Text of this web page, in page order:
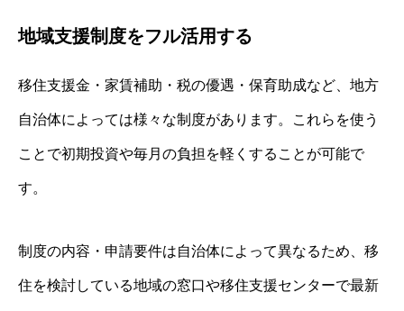
地域支援制度をフル活用する
移住支援金・家賃補助・税の優遇・保育助成など、地方
自治体によっては様々な制度があります。これらを使う
ことで初期投資や毎月の負担を軽くすることが可能で
す。
制度の内容・申請要件は自治体によって異なるため、移
住を検討している地域の窓口や移住支援センターで最新